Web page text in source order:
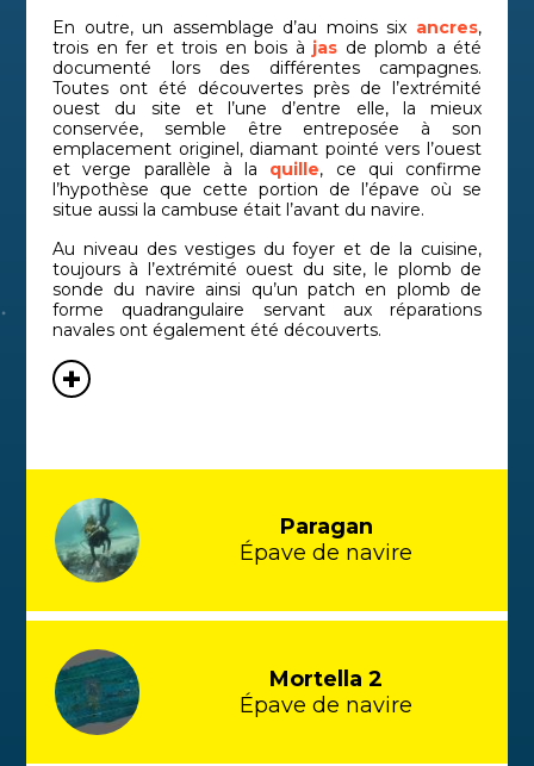
En outre, un assemblage d’au moins six ancres,
trois en fer et trois en bois à jas de plomb a été
documenté lors des différentes campagnes.
Toutes ont été découvertes près de l’extrémité
ouest du site et l’une d’entre elle, la mieux
conservée, semble être entreposée à son
emplacement originel, diamant pointé vers l’ouest
et verge parallèle à la quille, ce qui confirme
l’hypothèse que cette portion de l’épave où se
situe aussi la cambuse était l’avant du navire.
Au niveau des vestiges du foyer et de la cuisine,
toujours à l’extrémité ouest du site, le plomb de
sonde du navire ainsi qu’un patch en plomb de
forme quadrangulaire servant aux réparations
navales ont également été découverts.
Paragan
Épave de navire
Mortella 2
Épave de navire